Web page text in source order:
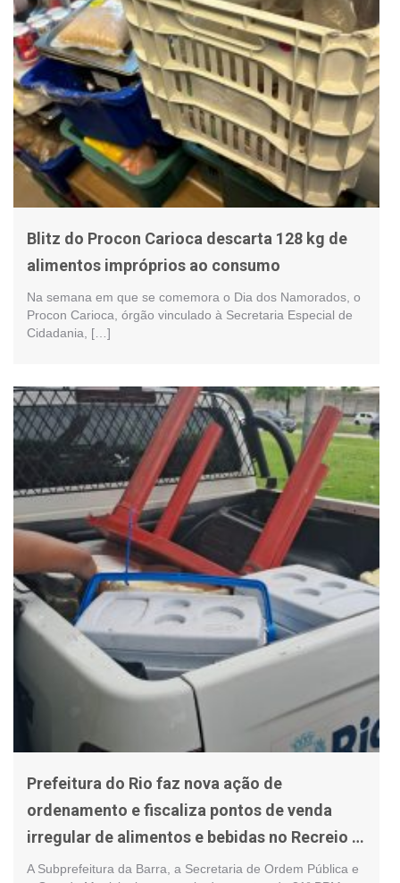
Blitz do Procon Carioca descarta 128 kg de
alimentos impróprios ao consumo
Na semana em que se comemora o Dia dos Namorados, o
Procon Carioca, órgão vinculado à Secretaria Especial de
Cidadania, […]
Prefeitura do Rio faz nova ação de
ordenamento e fiscaliza pontos de venda
irregular de alimentos e bebidas no Recreio e
na Barra
A Subprefeitura da Barra, a Secretaria de Ordem Pública e